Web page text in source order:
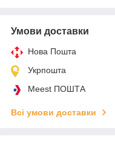
Умови доставки
Нова Пошта
Укрпошта
Meest ПОШТА
Всі умови доставки